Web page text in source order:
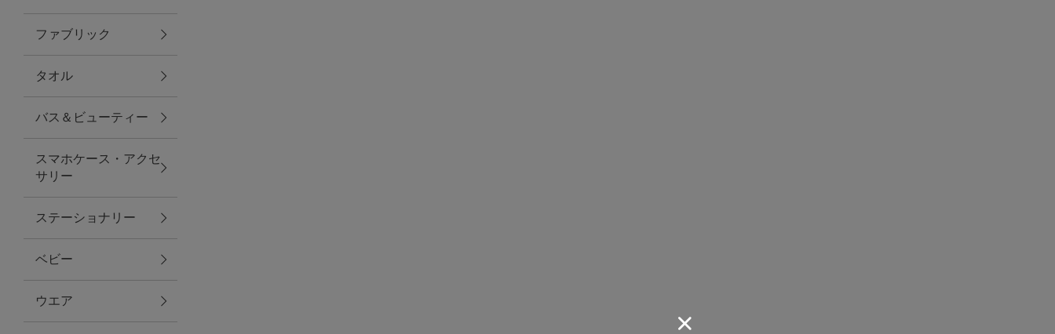
バッグ
キッチン・ダイニング
ダイニング
キッチン
ファブリック
ファブリック
タオル
バス＆ビューティー
スマホケース・アクセ
サリー
ステーショナリー
ベビー
ウエア